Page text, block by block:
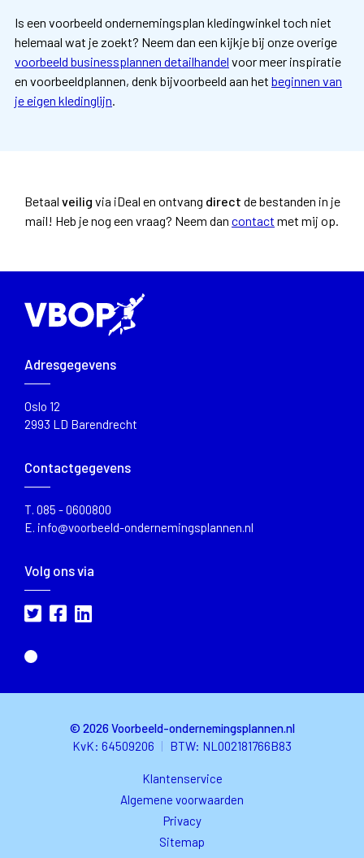
Is een voorbeeld ondernemingsplan kledingwinkel toch niet
helemaal wat je zoekt? Neem dan een kijkje bij onze overige
voorbeeld businessplannen detailhandel voor meer inspiratie
en voorbeeldplannen, denk bijvoorbeeld aan het beginnen van
je eigen kledinglijn.
Betaal veilig via iDeal en ontvang direct de bestanden in je
mail! Heb je nog een vraag? Neem dan contact met mij op.
Adresgegevens
Oslo 12
2993 LD Barendrecht
Contactgegevens
T. 085 - 0600800
E. info@voorbeeld-ondernemingsplannen.nl
Volg ons via
© 2026 Voorbeeld-ondernemingsplannen.nl
KvK: 64509206
BTW: NL002181766B83
Klantenservice
Algemene voorwaarden
Privacy
Sitemap